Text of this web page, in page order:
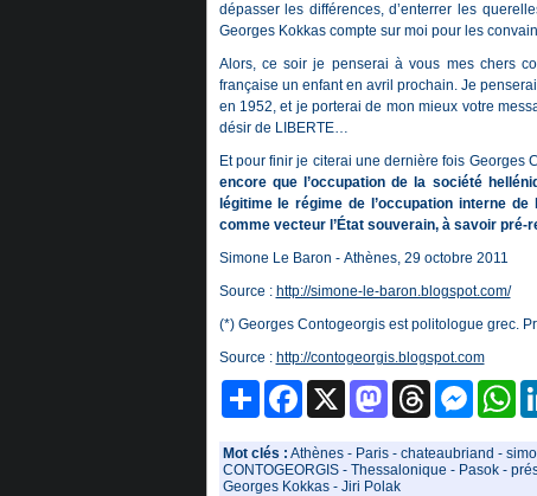
dépasser les différences, d’enterrer les
Georges Kokkas compte sur moi pour les
Alors, ce soir je penserai à vous mes chers
française un enfant en avril prochain. Je
en 1952, et je porterai de mon mieux votre
désir de LIBERTE…
Et pour finir je citerai une dernière fois Georges
encore que l’occupation de la société
légitime le régime de l’occupation interne
comme vecteur l’État souverain, à savoir pré-
Simone Le Baron - Athènes, 29 octobre 2011
Source : http://simone-le-baron.blogspot.com/
(*) Georges Contogeorgis est politologue grec.
Source : http://contogeorgis.blogspot.com
PartagerFacebook MastodonThreads Messenger
Mot clés : Athènes- Paris- chateaubriand -
CONTOGEORGIS- Thessalonique - Pasok-
Georges Kokkas- Jiri Polak